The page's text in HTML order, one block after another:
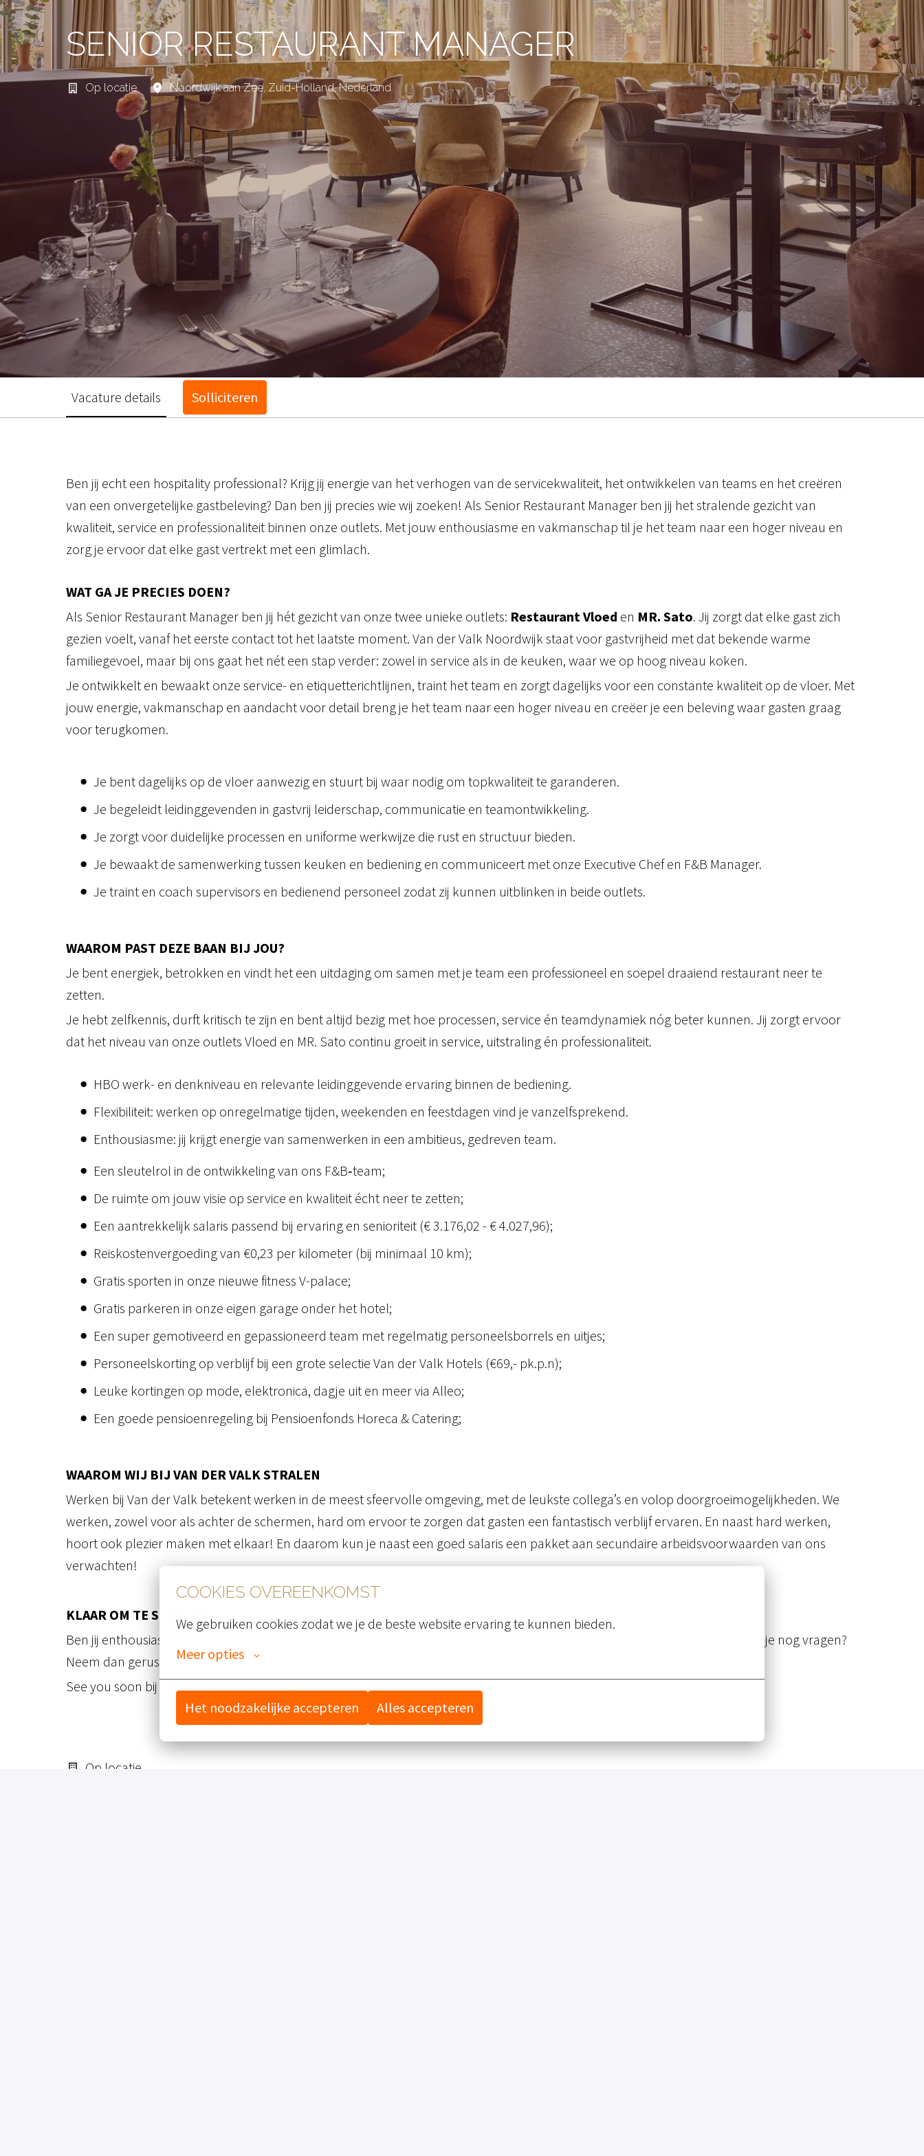
COOKIES OVEREENKOMST
We gebruiken cookies zodat we je de beste website ervaring te kunnen bieden.
Meer opties
Het noodzakelijke accepteren Alles accepteren
SENIOR RESTAURANT MANAGER
Op locatie Noordwijk aan Zee, Zuid-Holland, Nederland
Vacature details Solliciteren
Ben jij echt een hospitality professional? Krijg jij energie van het verhogen van de servicekwaliteit, het ontwikkelen van teams en het creëren
van een onvergetelijke gastbeleving? Dan ben jij precies wie wij zoeken! Als Senior Restaurant Manager ben jij het stralende gezicht van
kwaliteit, service en professionaliteit binnen onze outlets. Met jouw enthousiasme en vakmanschap til je het team naar een hoger niveau en
zorg je ervoor dat elke gast vertrekt met een glimlach.
WAT GA JE PRECIES DOEN?
Als Senior Restaurant Manager ben jij hét gezicht van onze twee unieke outlets: Restaurant Vloed en MR. Sato. Jij zorgt dat elke gast zich
gezien voelt, vanaf het eerste contact tot het laatste moment. Van der Valk Noordwijk staat voor gastvrijheid met dat bekende warme
familiegevoel, maar bij ons gaat het nét een stap verder: zowel in service als in de keuken, waar we op hoog niveau koken.
Je ontwikkelt en bewaakt onze service- en etiquetterichtlijnen, traint het team en zorgt dagelijks voor een constante kwaliteit op de vloer. Met
jouw energie, vakmanschap en aandacht voor detail breng je het team naar een hoger niveau en creëer je een beleving waar gasten graag
voor terugkomen.
Je bent dagelijks op de vloer aanwezig en stuurt bij waar nodig om topkwaliteit te garanderen.
Je begeleidt leidinggevenden in gastvrij leiderschap, communicatie en teamontwikkeling.
Je zorgt voor duidelijke processen en uniforme werkwijze die rust en structuur bieden.
Je bewaakt de samenwerking tussen keuken en bediening en communiceert met onze Executive Chef en F&B Manager.
Je traint en coach supervisors en bedienend personeel zodat zij kunnen uitblinken in beide outlets.
WAAROM PAST DEZE BAAN BIJ JOU?
Je bent energiek, betrokken en vindt het een uitdaging om samen met je team een professioneel en soepel draaiend restaurant neer te
zetten.
Je hebt zelfkennis, durft kritisch te zijn en bent altijd bezig met hoe processen, service én teamdynamiek nóg beter kunnen. Jij zorgt ervoor
dat het niveau van onze outlets Vloed en MR. Sato continu groeit in service, uitstraling én professionaliteit.
HBO werk- en denkniveau en relevante leidinggevende ervaring binnen de bediening.
Flexibiliteit: werken op onregelmatige tijden, weekenden en feestdagen vind je vanzelfsprekend.
Enthousiasme: jij krijgt energie van samenwerken in een ambitieus, gedreven team.
Een sleutelrol in de ontwikkeling van ons F&B‑team;
De ruimte om jouw visie op service en kwaliteit écht neer te zetten;
Een aantrekkelijk salaris passend bij ervaring en senioriteit (€ 3.176,02 - € 4.027,96);
Reiskostenvergoeding van €0,23 per kilometer (bij minimaal 10 km);
Gratis sporten in onze nieuwe fitness V-palace;
Gratis parkeren in onze eigen garage onder het hotel;
Een super gemotiveerd en gepassioneerd team met regelmatig personeelsborrels en uitjes;
Personeelskorting op verblijf bij een grote selectie Van der Valk Hotels (€69,- pk.p.n);
Leuke kortingen op mode, elektronica, dagje uit en meer via Alleo;
Een goede pensioenregeling bij Pensioenfonds Horeca & Catering;
WAAROM WIJ BIJ VAN DER VALK STRALEN
Werken bij Van der Valk betekent werken in de meest sfeervolle omgeving, met de leukste collega’s en volop doorgroeimogelijkheden. We
werken, zowel voor als achter de schermen, hard om ervoor te zorgen dat gasten een fantastisch verblijf ervaren. En naast hard werken,
hoort ook plezier maken met elkaar! En daarom kun je naast een goed salaris een pakket aan secundaire arbeidsvoorwaarden van ons
verwachten!
KLAAR OM TE STARTEN?
Ben jij enthousiast en klaar om het beste uit jezelf te halen? Klik dan op de ‘solliciteer’-button en stuur je cv naar ons toe. Heb je nog vragen?
Neem dan gerust contact met ons op via 071 – 365 3006 en vraag naar Maxime van der Kleijn, HR-Business Partner,
See you soon bij Van der Valk Noordwijk!
Op locatie